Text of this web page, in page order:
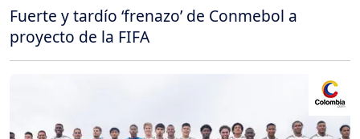
Fuerte y tardío ‘frenazo’ de Conmebol a
proyecto de la FIFA